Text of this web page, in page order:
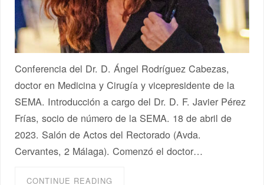
Conferencia del Dr. D. Ángel Rodríguez Cabezas,
doctor en Medicina y Cirugía y vicepresidente de la
SEMA. Introducción a cargo del Dr. D. F. Javier Pérez
Frías, socio de número de la SEMA. 18 de abril de
2023. Salón de Actos del Rectorado (Avda.
Cervantes, 2 Málaga). Comenzó el doctor…
CONTINUE READING